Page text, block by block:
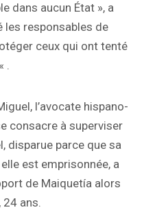
dans aucun État », a
les responsables de
ceux qui ont tenté
.
l’avocate hispano-
consacre à superviser
disparue parce que sa
est emprisonnée, a
de Maiquetía alors
24 ans.